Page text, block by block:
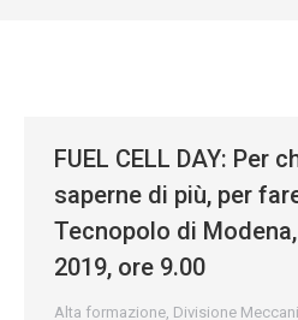
FUEL CELL DAY: Per
saperne di più, per
Tecnopolo di
2019, ore 9.00
Alta formazione, Divisione